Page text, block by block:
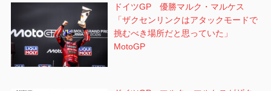
ドイツGP 優勝マルク・マルケス
「ザクセンリンクはアタックモードで
挑むべき場所だと思っていた」
MotoGP